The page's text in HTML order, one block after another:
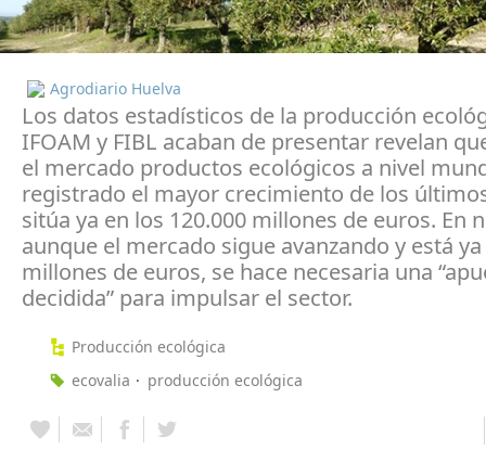
Agrodiario Huelva
Los datos estadísticos de la producción
IFOAM y FIBL acaban de presentar revelan
el mercado productos ecológicos a nivel
registrado el mayor crecimiento de los
sitúa ya en los 120.000 millones de euros. En
aunque el mercado sigue avanzando y está ya
millones de euros, se hace necesaria una
decidida” para impulsar el sector.
Producción ecológica
ecovalia
producción ecológica